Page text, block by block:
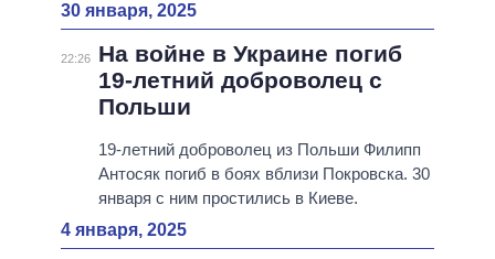
30 января, 2025
22:26
На войне в Украине погиб
19-летний доброволец с
Польши
19-летний доброволец из Польши Филипп
Антосяк погиб в боях вблизи Покровска. 30
января с ним простились в Киеве.
4 января, 2025